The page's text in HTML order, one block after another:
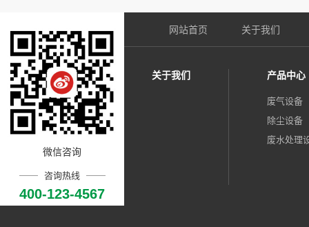
微信咨询
咨询热线
400-123-4567
网站首页 关于我们
关于我们 产品中心
废气设备
除尘设备
废水处理